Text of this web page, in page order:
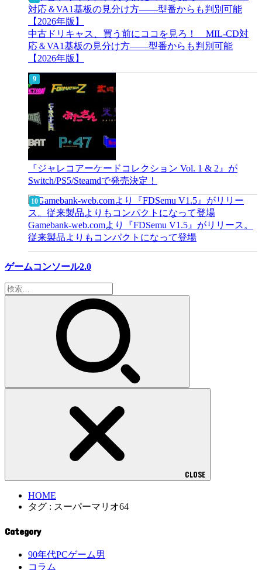
中古ドリキャス、買う前にココを見ろ！ MIL-CD対
応＆VA1基板の見分け方——型番からも判別可能
【2026年版】
『ジャレコアーケードコレクション Vol. 1 & 2』が
Switch/PS5/Steamdで発売決定！
Gamebank-web.comより『FDSemu V1.5』がリリース。
従来製品よりもコンパクトになって登場
ゲームコンソール2.0
検
索:
CLOSE
HOME
タグ : スーパーマリオ64
Category
90年代PCゲーム男
コラム